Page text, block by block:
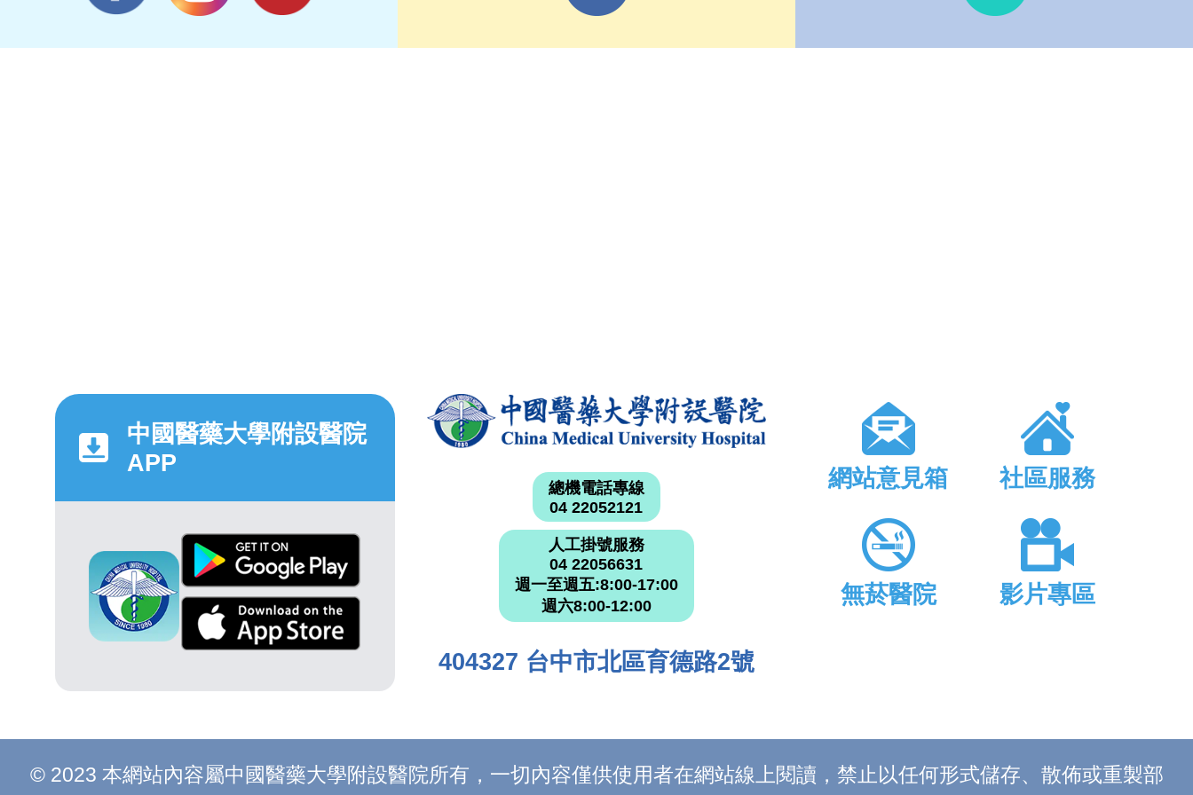
中國醫藥大學附設醫院
APP
總機電話專線
04 22052121
人工掛號服務
04 22056631
週一至週五:8:00-17:00
週六8:00-12:00
404327 台中市北區育德路2號
網站意見箱 社區服務
無菸醫院 影片專區
© 2023 本網站內容屬中國醫藥大學附設醫院所有，一切內容僅供使用者在網站線上閱讀，禁止以任何形式儲存、散佈或重製部